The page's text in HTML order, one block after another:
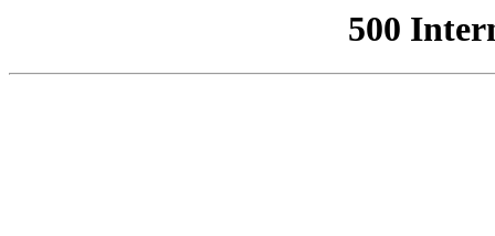
500